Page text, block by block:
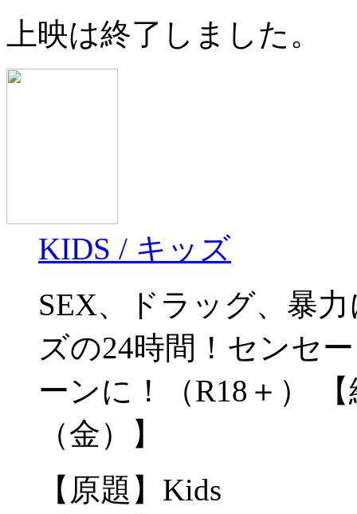
上映は終了しました。
KIDS / キッズ
SEX、ドラッグ、暴
ズの24時間！センセ
ーンに！（R18＋）
（金）】
【原題】Kids